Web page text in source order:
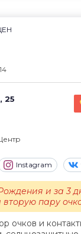
25
Instagram
очков и
и за 3
вторую пару